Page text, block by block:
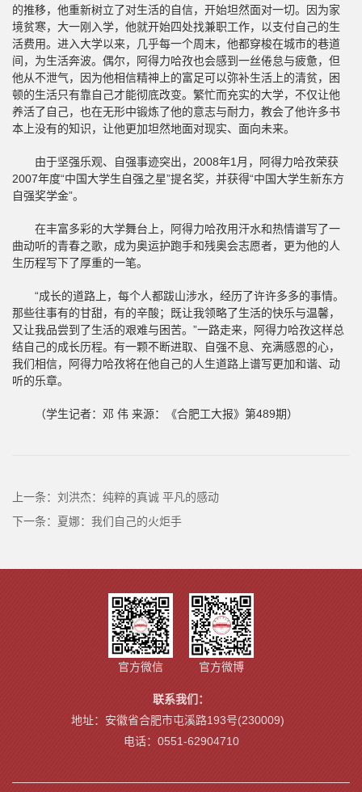
的推移，他重新树立了对生活的自信，开始坦然面对一切。因为家
境贫寒，大一刚入学，他就开始四处找兼职工作，以支付自己的生
活费用。进入大学以来，几乎每一个周末，他都穿梭在城市的巷道
间，为生活奔波。偶尔，阿得力哈孜也会感到一丝倦怠与疲惫，但
他从不泄气，因为他相信精神上的富足可以弥补生活上的清贫，困
顿的生活只有靠自己才能彻底改变。繁忙而充实的大学，不仅让他
养活了自己，也在无形中锻炼了他的意志与耐力，教会了他许多书
本上没有的知识，让他更加坦然地面对现实、面向未来。
由于坚强乐观、自强事迹突出，2008年1月，阿得力哈孜荣获
2007年度“中国大学生自强之星”提名奖，并获得“中国大学生新东方
自强奖学金”。
在丰富多彩的大学舞台上，阿得力哈孜用汗水和热情谱写了一
曲动听的青春之歌，成为奥运护跑手和残奥会志愿者，更为他的人
生历程写下了厚重的一笔。
“成长的道路上，每个人都跋山涉水，经历了许许多多的事情。
那些往事有的甘甜，有的辛酸；既让我领略了生活的快乐与温馨，
又让我品尝到了生活的艰难与困苦。”一路走来，阿得力哈孜这样总
结自己的成长历程。有一颗不断进取、自强不息、充满感恩的心，
我们相信，阿得力哈孜将在他自己的人生道路上谱写更加和谐、动
听的乐章。
（学生记者：邓 伟 来源：《合肥工大报》第489期）
上一条： 刘洪杰：纯粹的真诚 平凡的感动
下一条： 夏娜：我们自己的火炬手
官方微信 官方微博
联系我们：
地址：安徽省合肥市屯溪路193号(230009)
电话：0551-62904710